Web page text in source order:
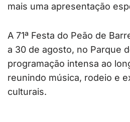
mais uma apresentação
A 71ª Festa do Peão de
a 30 de agosto, no Parque
programação intensa ao
reunindo música, rodeio e
culturais.